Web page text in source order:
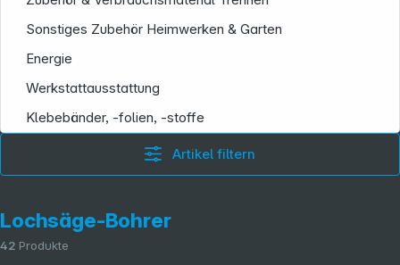
Sonstiges Zubehör Heimwerken & Garten
Energie
Werkstattausstattung
Klebebänder, -folien, -stoffe
Artikel filtern
Lochsäge-Bohrer
42 Produkte